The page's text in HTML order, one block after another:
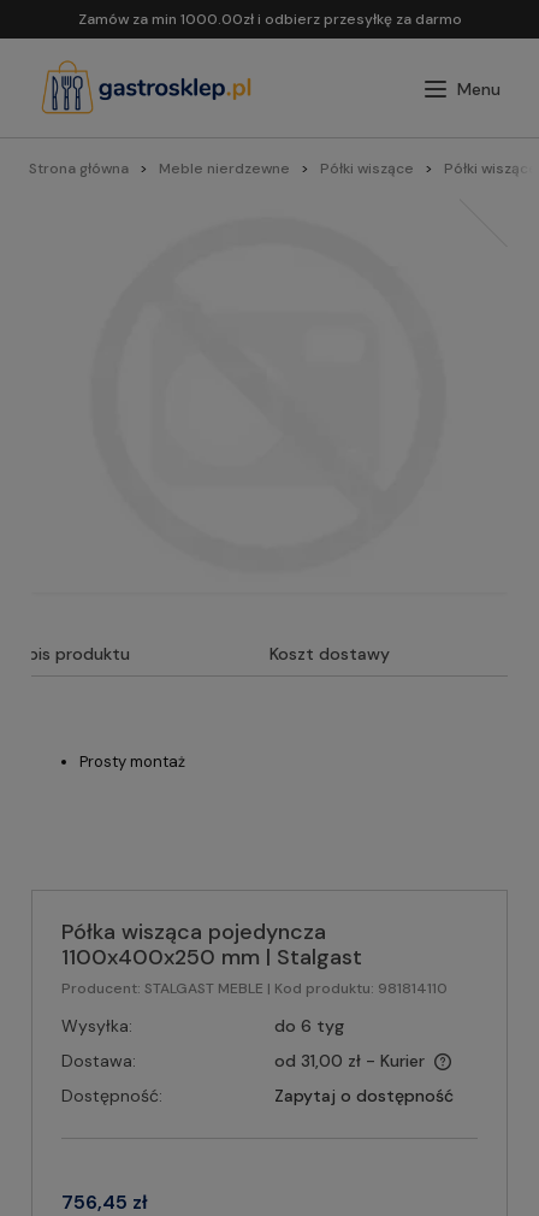
Zamów za min 1000.00zł i odbierz przesyłkę za darmo
Strona główna Meble nierdzewne Półki wiszące Półki wiszące
Opis produktu Koszt dostawy
Prosty montaż
Półka wisząca pojedyncza
1100x400x250 mm | Stalgast
Producent: STALGAST MEBLE | Kod produktu: 981814110
Wysyłka:
do 6 tyg
Dostawa:
od 31,00 zł - Kurier
Dostępność:
Zapytaj o dostępność
756,45 zł